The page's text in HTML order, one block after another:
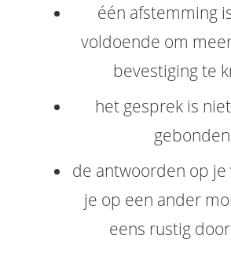
één afstemming
voldoende om
bevestiging te
het gesprek is
gebonden
de antwoorden op je
je op een ander
eens rustig